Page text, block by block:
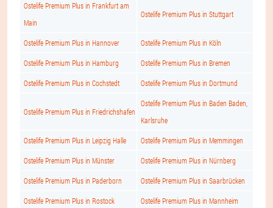
Ostelife Premium Plus in Frankfurt am
Main
Ostelife Premium Plus in Stuttgart
Ostelife Premium Plus in Hannover Ostelife Premium Plus in Köln
Ostelife Premium Plus in Hamburg Ostelife Premium Plus in Bremen
Ostelife Premium Plus in Cochstedt Ostelife Premium Plus in Dortmund
Ostelife Premium Plus in Friedrichshafen
Ostelife Premium Plus in Baden Baden,
Karlsruhe
Ostelife Premium Plus in Leipzig Halle Ostelife Premium Plus in Memmingen
Ostelife Premium Plus in Münster Ostelife Premium Plus in Nürnberg
Ostelife Premium Plus in Paderborn Ostelife Premium Plus in Saarbrücken
Ostelife Premium Plus in Rostock Ostelife Premium Plus in Mannheim